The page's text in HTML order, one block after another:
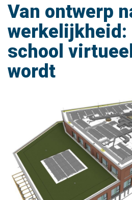
Van ontwerp
werkelijkheid:
school
wordt